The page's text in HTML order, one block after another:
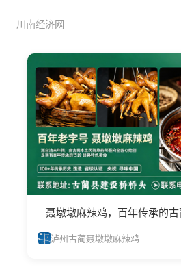
川南经济网
聂墩墩麻辣鸡，百年传承的古
泸州古蔺聂墩墩麻辣鸡